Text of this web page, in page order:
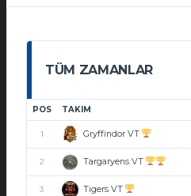
TÜM ZAMANLAR
POS TAKIM
1 Gryffindor VT
2 Targaryens VT
3 Tigers VT